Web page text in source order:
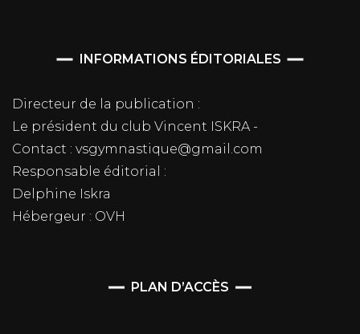
INFORMATIONS ÉDITORIALES
Directeur de la publication :
Le président du club Vincent ISKRA -
Contact : vsgymnastique@gmail.com
Responsable éditorial :
Delphine Iskra
Hébergeur : OVH
PLAN D’ACCÈS